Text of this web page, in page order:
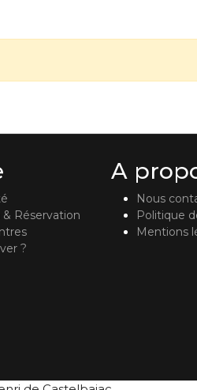
Réservation
?
A
Nous
Politique
Mentions